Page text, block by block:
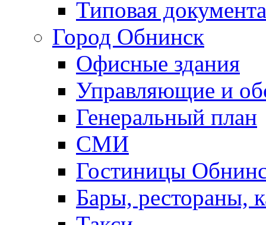
Типовая
Город Обнинск
Офисные здания
Управляющие и
Генеральный план
СМИ
Гостиницы
Бары, рестораны,